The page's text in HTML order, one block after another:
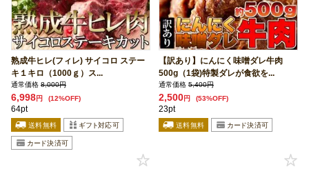
熟成牛ヒレ(フィレ) サイコロ ステー
キ１キロ（1000ｇ）ス...
通常価格 8,000円
6,998円 (12%OFF)
64pt
【訳あり】にんにく味噌ダレ牛肉
500g（1袋)特製ダレが食欲を...
通常価格 5,400円
2,500円 (53%OFF)
23pt